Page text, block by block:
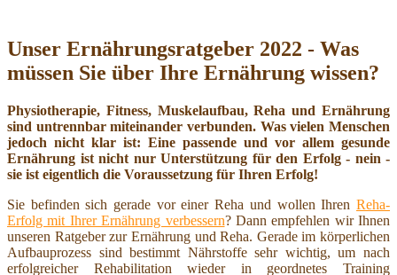
Unser Ernährungsratgeber 2022 - Was
müssen Sie über Ihre Ernährung wissen?
Physiotherapie, Fitness, Muskelaufbau, Reha und Ernährung
sind untrennbar miteinander verbunden. Was vielen Menschen
jedoch nicht klar ist: Eine passende und vor allem gesunde
Ernährung ist nicht nur Unterstützung für den Erfolg - nein -
sie ist eigentlich die Voraussetzung für Ihren Erfolg!
Sie befinden sich gerade vor einer Reha und wollen Ihren Reha-
Erfolg mit Ihrer Ernährung verbessern? Dann empfehlen wir Ihnen
unseren Ratgeber zur Ernährung und Reha. Gerade im körperlichen
Aufbauprozess sind bestimmt Nährstoffe sehr wichtig, um nach
erfolgreicher Rehabilitation wieder in geordnetes Training